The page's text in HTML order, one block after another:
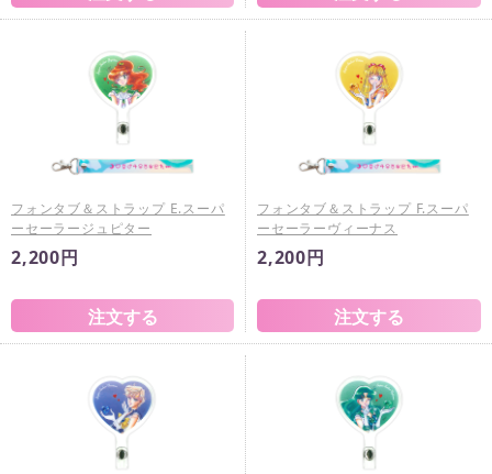
フォンタブ＆ストラップ E.スーパ
ーセーラージュピター
2,200円
フォンタブ＆ストラップ F.スーパ
ーセーラーヴィーナス
2,200円